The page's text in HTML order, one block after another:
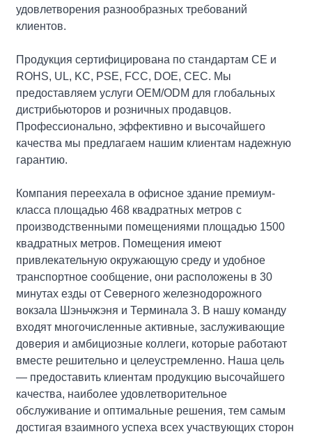
удовлетворения разнообразных требований
клиентов.
Продукция сертифицирована по стандартам CE и
ROHS, UL, KC, PSE, FCC, DOE, CEC. Мы
предоставляем услуги OEM/ODM для глобальных
дистрибьюторов и розничных продавцов.
Профессионально, эффективно и высочайшего
качества мы предлагаем нашим клиентам надежную
гарантию.
Компания переехала в офисное здание премиум-
класса площадью 468 квадратных метров с
производственными помещениями площадью 1500
квадратных метров. Помещения имеют
привлекательную окружающую среду и удобное
транспортное сообщение, они расположены в 30
минутах езды от Северного железнодорожного
вокзала Шэньчжэня и Терминала 3. В нашу команду
входят многочисленные активные, заслуживающие
доверия и амбициозные коллеги, которые работают
вместе решительно и целеустремленно. Наша цель
— предоставить клиентам продукцию высочайшего
качества, наиболее удовлетворительное
обслуживание и оптимальные решения, тем самым
достигая взаимного успеха всех участвующих сторон